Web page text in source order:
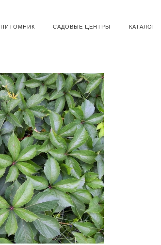
ПИТОМНИК САДОВЫЕ ЦЕНТРЫ КАТАЛОГ